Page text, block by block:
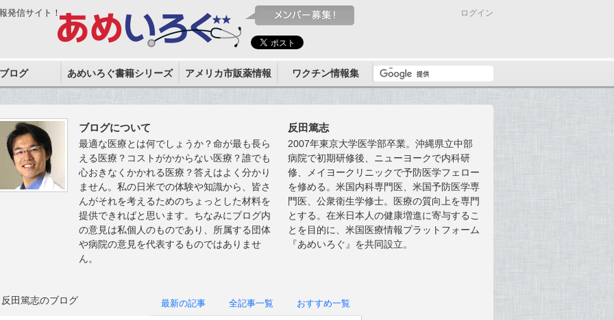
発信サイト！ ログイン
ログ あめいろぐ書籍シリーズ アメリカ市販薬情報 ワクチン情報集
ブログについて
最適な医療とは何でしょうか？命が最も長ら
える医療？コストがかからない医療？誰でも
心おきなくかかれる医療？答えはよく分かり
ません。私の日米での体験や知識から、皆さ
んがそれを考えるためのちょっとした材料を
提供できればと思います。ちなみにブログ内
の意見は私個人のものであり、所属する団体
や病院の意見を代表するものではありませ
ん。
反田篤志
2007年東京大学医学部卒業。沖縄県立中部
病院で初期研修後、ニューヨークで内科研
修、メイヨークリニックで予防医学フェロー
を修める。米国内科専門医、米国予防医学専
門医、公衆衛生学修士。医療の質向上を専門
とする。在米日本人の健康増進に寄与するこ
とを目的に、米国医療情報プラットフォーム
『あめいろぐ』を共同設立。
反田篤志のブログ 最新の記事 全記事一覧 おすすめ一覧